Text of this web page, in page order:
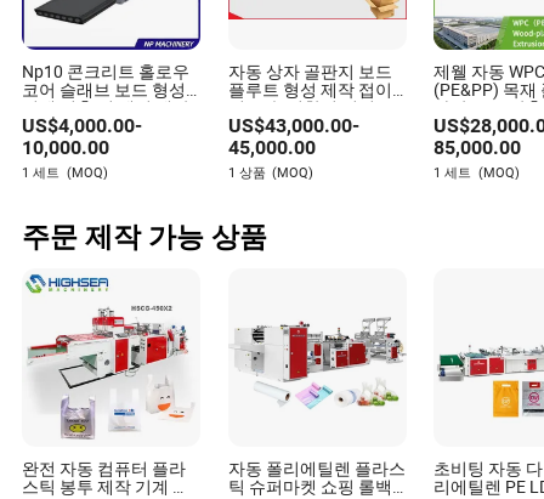
Np10 콘크리트 홀로우
코어 슬래브 보드 형성
기계 건축 벽 패널 제작
기계
US$4,000.00-
10,000.00
1 세트 (MOQ)
자동 상자 골판지 보드
플루트 형성 제작 접이
식 고속 접착기 머신
US$43,000.00-
45,000.00
1 상품 (MOQ)
제웰 자동
(PE&PP) 목재
바닥 보드 압
WPC 바닥 및
파일 압출 라
위한 플라스틱
계
US$
85,000.00
1 세트 (MOQ)
주문 제작 가능 상품
완전 자동 컴퓨터 플라
스틱 봉투 제작 기계 티
자동 폴리에틸렌 플라스
틱 슈퍼마켓 쇼핑 롤백
초비팅 자동
리에틸렌 PE